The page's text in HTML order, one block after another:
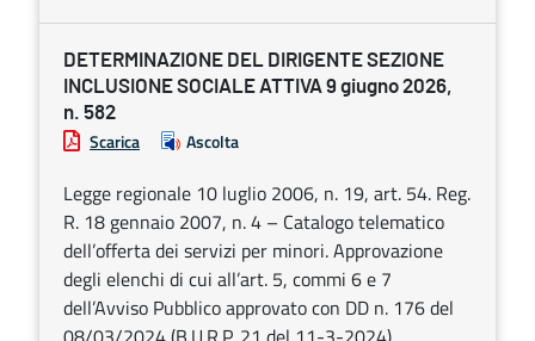
DETERMINAZIONE DEL DIRIGENTE SEZIONE
INCLUSIONE SOCIALE ATTIVA 9 giugno 2026,
n. 582
Scarica Ascolta
Legge regionale 10 luglio 2006, n. 19, art. 54. Reg.
R. 18 gennaio 2007, n. 4 – Catalogo telematico
dell’offerta dei servizi per minori. Approvazione
degli elenchi di cui all’art. 5, commi 6 e 7
dell’Avviso Pubblico approvato con DD n. 176 del